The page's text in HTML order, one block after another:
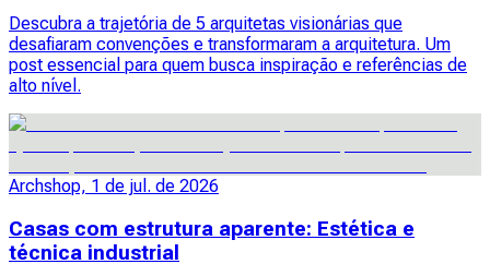
Descubra a trajetória de 5 arquitetas visionárias que
desafiaram convenções e transformaram a arquitetura. Um
post essencial para quem busca inspiração e referências de
alto nível.
Archshop, 1 de jul. de 2026
Casas com estrutura aparente: Estética e
técnica industrial